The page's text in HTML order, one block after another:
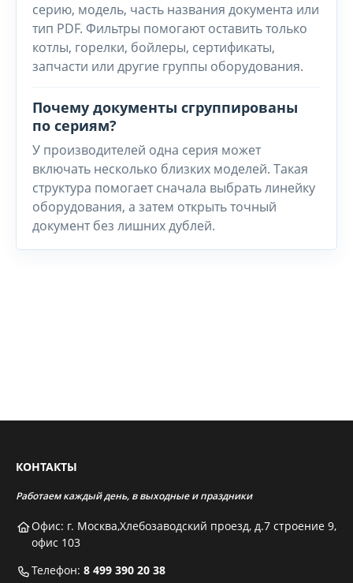
серию, модель, часть названия документа или
тип PDF. Фильтры помогают оставить только
котлы, горелки, бойлеры, сертификаты,
запчасти или другие группы оборудования.
Почему документы сгруппированы
по сериям?
У производителей одна серия может
включать несколько близких моделей. Такая
структура помогает сначала выбрать линейку
оборудования, а затем открыть точный
документ без лишних дублей.
КОНТАКТЫ
Работаем каждый день, в выходные и праздники
Офис: г. Москва,Хлебозаводский проезд, д.7 строение 9,
офис 103
Телефон: 8 499 390 20 38